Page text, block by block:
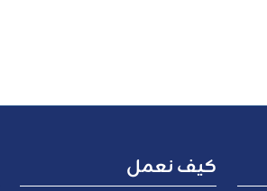
كيف نعمل